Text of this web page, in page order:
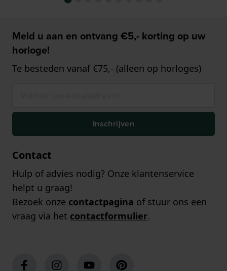
Meld u aan en ontvang €5,- korting op uw
horloge!
Te besteden vanaf €75,- (alleen op horloges)
Inschrijven
Contact
Hulp of advies nodig? Onze klantenservice
helpt u graag!
Bezoek onze contactpagina of stuur ons een
vraag via het contactformulier.